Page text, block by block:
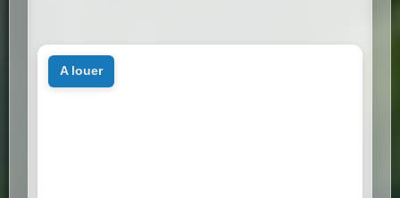
a louer